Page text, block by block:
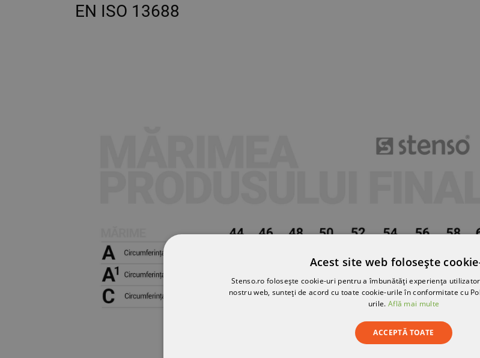
EN ISO 13688
Acest site web folosește
Stenso.ro folosește cookie-uri pentru a îmbunătăți experiența
nostru web, sunteți de acord cu toate cookie-urile în conformitate cu
urile. Află mai multe
ACCEPTĂ TOATE